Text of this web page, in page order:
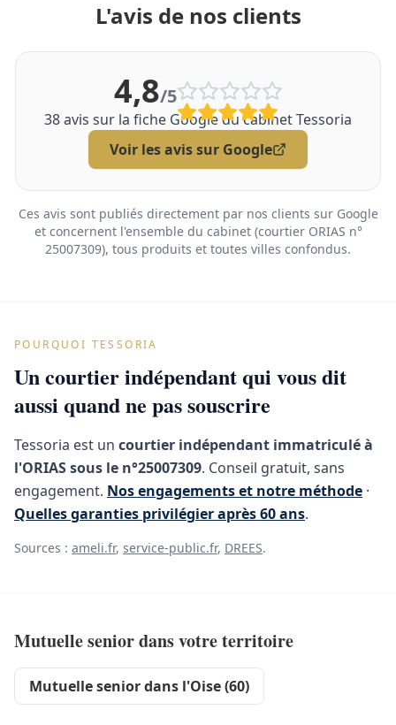
L'avis de nos clients
4,8/5
38avis sur la fiche Google du cabinet Tessoria
Voir les avis sur Google
Ces avis sont publiés directement par nos clients sur Google
et concernent l'ensemble du cabinet (courtier ORIAS n°
25007309), tous produits et toutes villes confondus.
POURQUOI TESSORIA
Un courtier indépendant qui vous dit
aussi quand ne pas souscrire
Tessoria est un courtier indépendant immatriculé à
l'ORIAS sous le n°25007309. Conseil gratuit, sans
engagement. Nos engagements et notre méthode ·
Quelles garanties privilégier après 60 ans.
Sources : ameli.fr, service-public.fr, DREES.
Mutuelle senior dans votre territoire
Mutuelle senior dans l'Oise (60)